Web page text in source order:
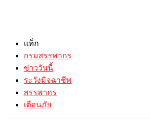
แท็ก
กรมสรรพากร
ข่าววันนี้
ระวังมิจฉาชีพ
สรรพากร
เตือนภัย